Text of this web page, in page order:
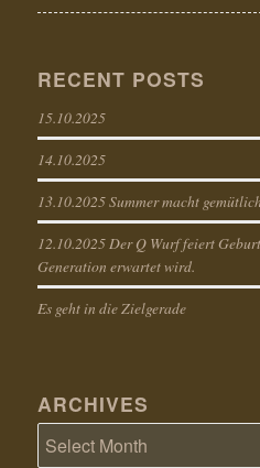
RECENT POSTS
15.10.2025
14.10.2025
13.10.2025 Summer macht gemütlich
12.10.2025 Der Q Wurf feiert
Generation erwartet wird.
Es geht in die Zielgerade
ARCHIVES